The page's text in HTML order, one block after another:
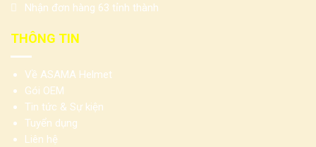
Nhận đơn hàng 63 tỉnh thành
THÔNG TIN
Về ASAMA Helmet
Gói OEM
Tin tức & Sự kiện
Tuyển dụng
Liên hệ